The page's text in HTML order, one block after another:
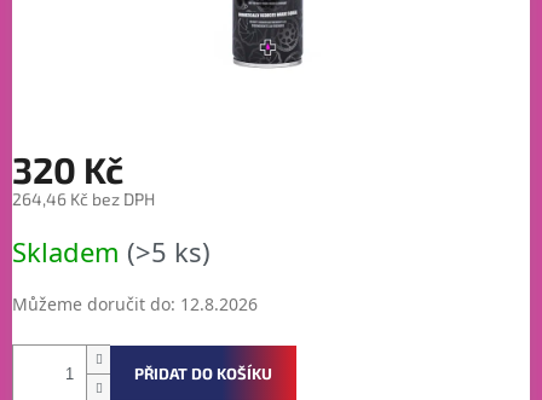
320 Kč
264,46 Kč bez DPH
cena:
Skladem (>5 ks)
Můžeme doručit do: 12.8.2026
PŘIDAT DO KOŠÍKU